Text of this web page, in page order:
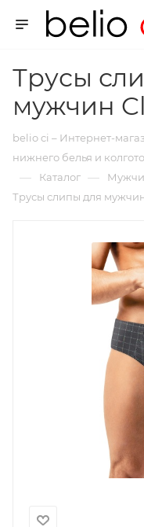
Трусы
мужчин
belio ci – Интернет-
нижнего белья и
— Каталог —
Трусы слипы для